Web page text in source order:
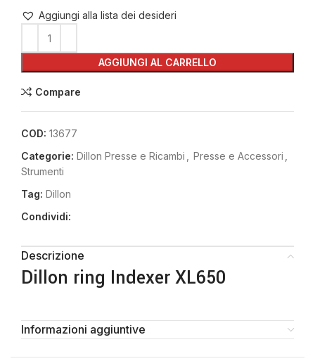
AGGIUNGI AL CARRELLO
Aggiungi alla lista dei desideri
Compare
COD: 13677
Categorie: Dillon Presse e Ricambi Presse e Accessori
Strumenti
Tag: Dillon
Condividi:
Descrizione
Dillon ring Indexer XL650
Informazioni aggiuntive